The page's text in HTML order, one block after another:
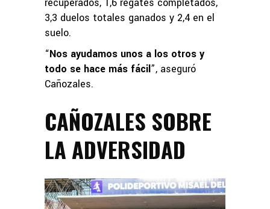
3,3 duelos totales ganados y 2,4 en el
suelo.
“Nos ayudamos unos a los otros y
todo se hace más fácil”, aseguró
Cañozales.
CAÑOZALES SOBRE
LA ADVERSIDAD